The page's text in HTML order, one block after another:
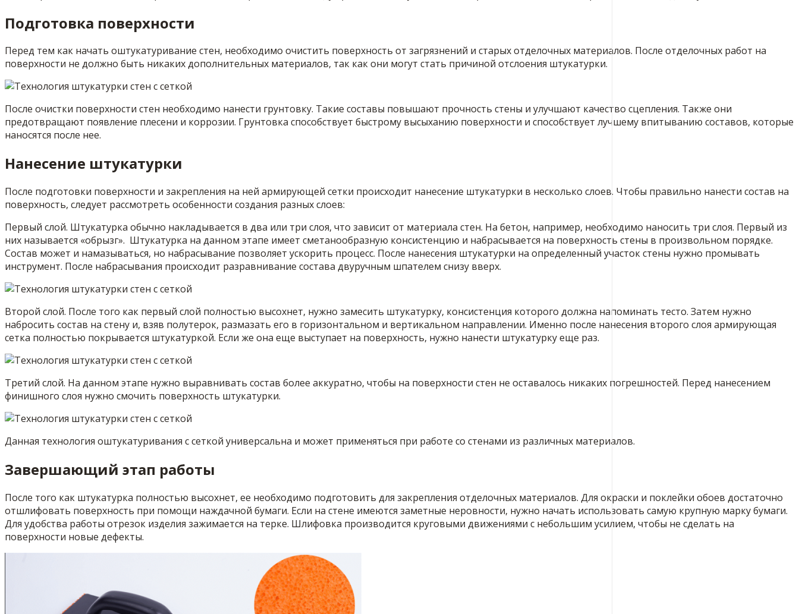
Подготовка поверхности
Перед тем как начать оштукатуривание стен, необходимо очистить поверхность от загрязнений и старых отделочных материалов. После отделочных работ на
поверхности не должно быть никаких дополнительных материалов, так как они могут стать причиной отслоения штукатурки.
После очистки поверхности стен необходимо нанести грунтовку. Такие составы повышают прочность стены и улучшают качество сцепления. Также они
предотвращают появление плесени и коррозии. Грунтовка способствует быстрому высыханию поверхности и способствует лучшему впитыванию составов, которые
наносятся после нее.
Нанесение штукатурки
После подготовки поверхности и закрепления на ней армирующей сетки происходит нанесение штукатурки в несколько слоев. Чтобы правильно нанести состав на
поверхность, следует рассмотреть особенности создания разных слоев:
Первый слой. Штукатурка обычно накладывается в два или три слоя, что зависит от материала стен. На бетон, например, необходимо наносить три слоя. Первый из
них называется «обрызг». Штукатурка на данном этапе имеет сметанообразную консистенцию и набрасывается на поверхность стены в произвольном порядке.
Состав может и намазываться, но набрасывание позволяет ускорить процесс. После нанесения штукатурки на определенный участок стены нужно промывать
инструмент. После набрасывания происходит разравнивание состава двуручным шпателем снизу вверх.
Второй слой. После того как первый слой полностью высохнет, нужно замесить штукатурку, консистенция которого должна напоминать тесто. Затем нужно
набросить состав на стену и, взяв полутерок, размазать его в горизонтальном и вертикальном направлении. Именно после нанесения второго слоя армирующая
сетка полностью покрывается штукатуркой. Если же она еще выступает на поверхность, нужно нанести штукатурку еще раз.
Третий слой. На данном этапе нужно выравнивать состав более аккуратно, чтобы на поверхности стен не оставалось никаких погрешностей. Перед нанесением
финишного слоя нужно смочить поверхность штукатурки.
Данная технология оштукатуривания с сеткой универсальна и может применяться при работе со стенами из различных материалов.
Завершающий этап работы
После того как штукатурка полностью высохнет, ее необходимо подготовить для закрепления отделочных материалов. Для окраски и поклейки обоев достаточно
отшлифовать поверхность при помощи наждачной бумаги. Если на стене имеются заметные неровности, нужно начать использовать самую крупную марку бумаги.
Для удобства работы отрезок изделия зажимается на терке. Шлифовка производится круговыми движениями с небольшим усилием, чтобы не сделать на
поверхности новые дефекты.